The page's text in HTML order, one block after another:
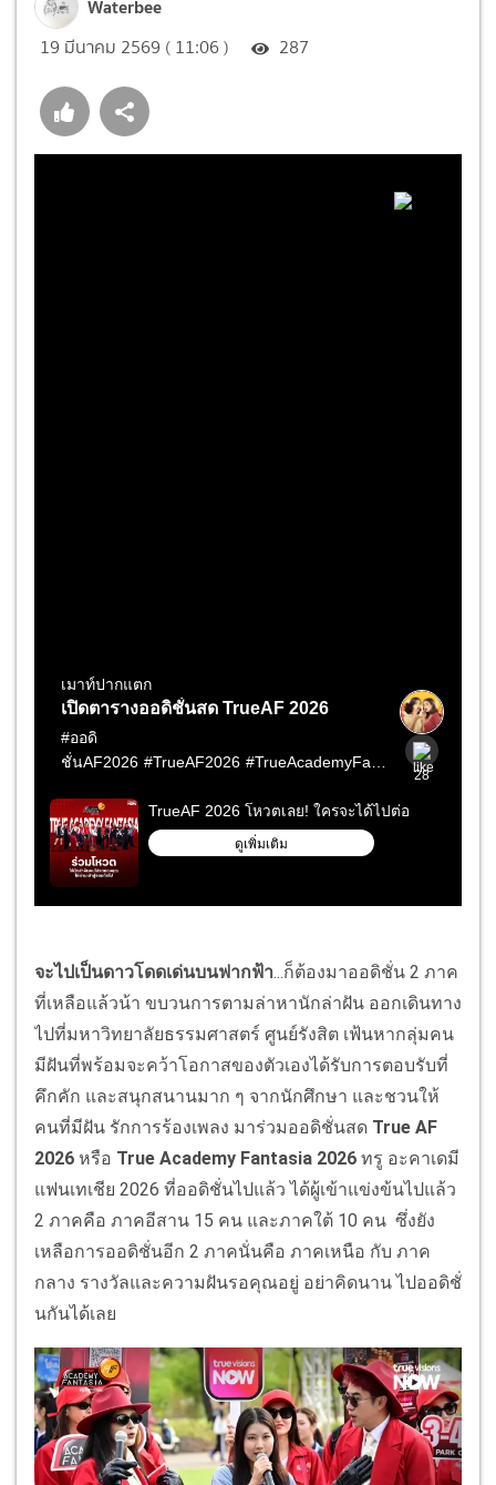
Waterbee
19 มีนาคม 2569 ( 11:06 ) 287
จะไปเป็นดาวโดดเด่นบนฟากฟ้า...ก็ต้องมาออดิชั่น 2 ภาค
ที่เหลือแล้วน้า ขบวนการตามล่าหานักล่าฝัน ออกเดินทาง
ไปที่มหาวิทยาลัยธรรมศาสตร์ ศูนย์รังสิต เฟ้นหากลุ่มคน
มีฝันที่พร้อมจะคว้าโอกาสของตัวเองได้รับการตอบรับที่
คึกคัก และสนุกสนานมาก ๆ จากนักศึกษา และชวนให้
คนที่มีฝัน รักการร้องเพลง มาร่วมออดิชั่นสด True AF
2026 หรือ True Academy Fantasia 2026 ทรู อะคาเดมี
แฟนเทเชีย 2026 ที่ออดิชั่นไปแล้ว ได้ผู้เข้าแข่งข้นไปแล้ว
2 ภาคคือ ภาคอีสาน 15 คน และภาคใต้ 10 คน ซึ่งยัง
เหลือการออดิชั่นอีก 2 ภาคนั่นคือ ภาคเหนือ กับ ภาค
กลาง รางวัลและความฝันรอคุณอยู่ อย่าคิดนาน ไปออดิชั่
นกันได้เลย